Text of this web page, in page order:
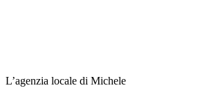
L’agenzia locale di Michele